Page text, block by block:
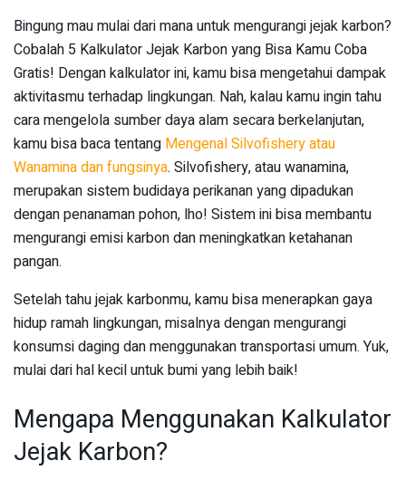
Bingung mau mulai dari mana untuk mengurangi jejak karbon?
Cobalah 5 Kalkulator Jejak Karbon yang Bisa Kamu Coba
Gratis! Dengan kalkulator ini, kamu bisa mengetahui dampak
aktivitasmu terhadap lingkungan. Nah, kalau kamu ingin tahu
cara mengelola sumber daya alam secara berkelanjutan,
kamu bisa baca tentang Mengenal Silvofishery atau
Wanamina dan fungsinya. Silvofishery, atau wanamina,
merupakan sistem budidaya perikanan yang dipadukan
dengan penanaman pohon, lho! Sistem ini bisa membantu
mengurangi emisi karbon dan meningkatkan ketahanan
pangan.
Setelah tahu jejak karbonmu, kamu bisa menerapkan gaya
hidup ramah lingkungan, misalnya dengan mengurangi
konsumsi daging dan menggunakan transportasi umum. Yuk,
mulai dari hal kecil untuk bumi yang lebih baik!
Mengapa Menggunakan Kalkulator
Jejak Karbon?